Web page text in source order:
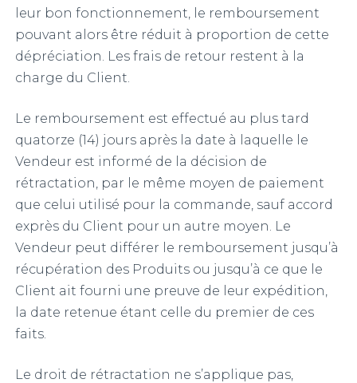
leur bon fonctionnement, le remboursement
pouvant alors être réduit à proportion de cette
dépréciation. Les frais de retour restent à la
charge du Client.
Le remboursement est effectué au plus tard
quatorze (14) jours après la date à laquelle le
Vendeur est informé de la décision de
rétractation, par le même moyen de paiement
que celui utilisé pour la commande, sauf accord
exprès du Client pour un autre moyen. Le
Vendeur peut différer le remboursement jusqu’à
récupération des Produits ou jusqu’à ce que le
Client ait fourni une preuve de leur expédition,
la date retenue étant celle du premier de ces
faits.
Le droit de rétractation ne s’applique pas,